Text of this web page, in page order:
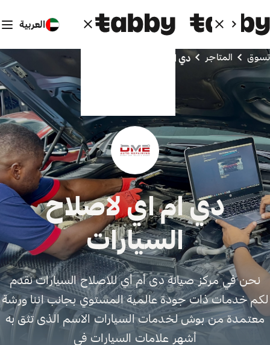
العربية
تسوق المتاجر دي ام اي لاصلاح السيارات
دي ام اي لاصلاح
السيارات
نحن في مركز صيانة دى أم أي للاصلاح السيارات نقدم
لكم خدمات ذات جودة عالمية المستوي بجانب اننا ورشة
معتمدة من بوش لخدمات السيارات الاسم الذى تثق به
أشهر علامات السيارات في